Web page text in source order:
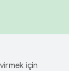
için